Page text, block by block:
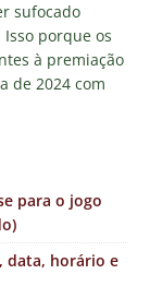
sufocado
porque os
à premiação
de 2024 com
para o jogo
data, horário e